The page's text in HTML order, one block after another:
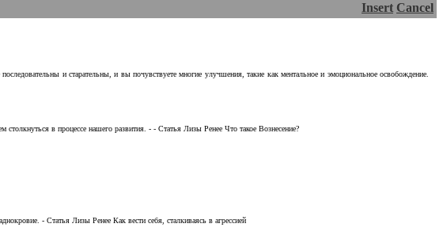
Insert Cancel
и старательны, и вы почувствуете многие улучшения, такие как ментальное и эмоциональное освобождение.
в процессе нашего развития. - - Статья Лизы Ренее Что такое Вознесение?
- Статья Лизы Ренее Как вести себя, сталкиваясь в агрессией